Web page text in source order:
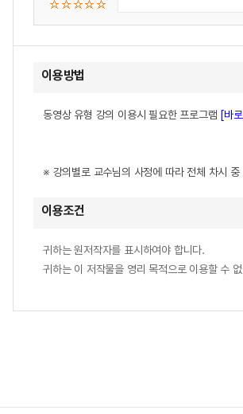
이용방법
동영상 유형 강의 이용시 필요한 프로그램 [바
※ 강의별로 교수님의 사정에 따라 전체 차시
이용조건
귀하는 원저작자를 표시하여야 합니다.
귀하는 이 저작물을 영리 목적으로 이용할 수